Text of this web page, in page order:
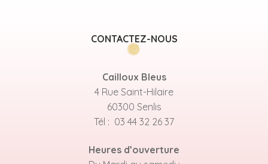
CONTACTEZ-NOUS
Cailloux Bleus
4 Rue Saint-Hilaire
60300 Senlis
Tél : 03 44 32 26 37
Heures d’ouverture